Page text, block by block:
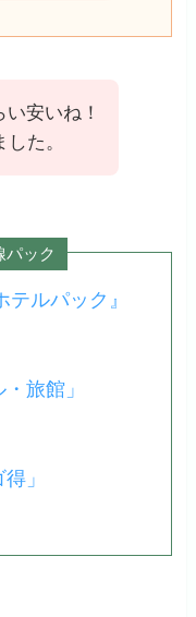
安いね！
た。
パック
ルパック』
旅館」
」